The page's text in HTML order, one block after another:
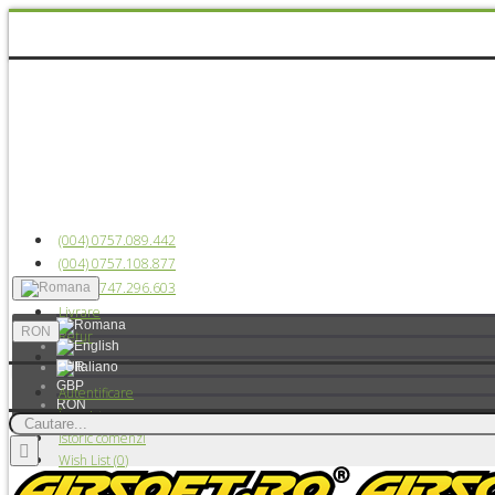
(004) 0757.089.442
(004) 0757.108.877
(004) 0747.296.603
Livrare
Retur
RON
EUR
GBP
RON
USD
Autentificare
Înregistrare
Istoric comenzi
Wish List (0)